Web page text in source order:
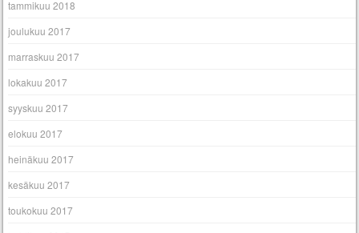
tammikuu 2018
joulukuu 2017
marraskuu 2017
lokakuu 2017
syyskuu 2017
elokuu 2017
heinäkuu 2017
kesäkuu 2017
toukokuu 2017